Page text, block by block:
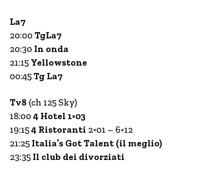
La7
20:00 TgLa7
20:30 In onda
21:15 Yellowstone
00:45Tg La7
Tv8 (ch 125 Sky)
18:00 4 Hotel 1×03
19:154 Ristoranti 2×01 – 6×12
21:25 Italia’s Got Talent (il meglio)
23:35 Il club dei divorziati